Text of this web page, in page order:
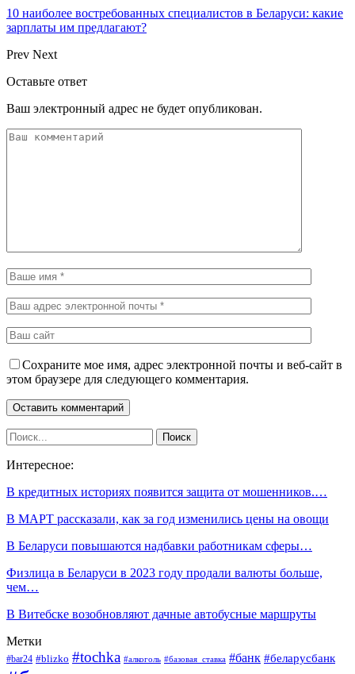
10 наиболее востребованных специалистов в Беларуси: какие
зарплаты им предлагают?
Prev Next
Оставьте ответ
Ваш электронный адрес не будет опубликован.
Сохраните мое имя, адрес электронной почты и веб-сайт в
этом браузере для следующего комментария.
Интересное:
В кредитных историях появится защита от мошенников.…
В МАРТ рассказали, как за год изменились цены на овощи
В Беларуси повышаются надбавки работникам сферы…
Физлица в Беларуси в 2023 году продали валюты больше,
чем…
В Витебске возобновляют дачные автобусные маршруты
Метки
#bar24 #blizko #tochka #алкоголь #базовая_ставка #банк #беларусбанк